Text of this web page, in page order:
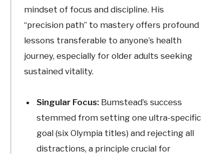
mindset of focus and discipline. His
“precision path” to mastery offers profound
lessons transferable to anyone’s health
journey, especially for older adults seeking
sustained vitality.
Singular Focus: Bumstead’s success
stemmed from setting one ultra-specific
goal (six Olympia titles) and rejecting all
distractions, a principle crucial for